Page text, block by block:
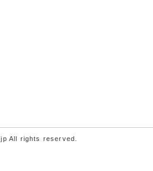
All rights reserved.